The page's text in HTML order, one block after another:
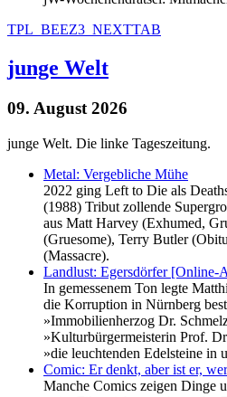
TPL_BEEZ3_NEXTTAB
junge Welt
09. August 2026
junge Welt. Die linke Tageszeitung.
Metal: Vergebliche Mühe
2022 ging Left to Die als
(1988) Tribut zollende
aus Matt Harvey (Exhumed,
(Gruesome), Terry Butler
(Massacre).
Landlust: Egersdörfer [Online-
In gemessenem Ton legte
die Korruption in Nürnberg
»Immobilienherzog Dr.
»Kulturbürgermeisterin Prof.
»die leuchtenden Edelsteine in
Comic: Er denkt, aber ist er,
Manche Comics zeigen Dinge